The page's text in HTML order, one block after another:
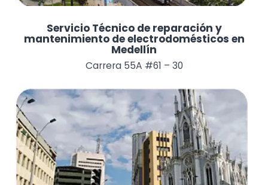
Servicio Técnico de reparación y
mantenimiento de electrodomésticos en
Medellín
Carrera 55A #61 – 30